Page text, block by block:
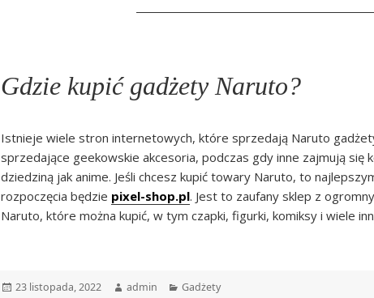
Gdzie kupić gadżety Naruto?
Istnieje wiele stron internetowych, które sprzedają Naruto
sprzedające geekowskie akcesoria, podczas gdy inne zajmują się
dziedziną jak anime. Jeśli chcesz kupić towary Naruto, to
rozpoczęcia będzie pixel-shop.pl. Jest to zaufany sklep z
Naruto, które można kupić, w tym czapki, figurki, komiksy i wiele
Data
23 listopada, 2022 Autor
admin Kategorie
Gadżety